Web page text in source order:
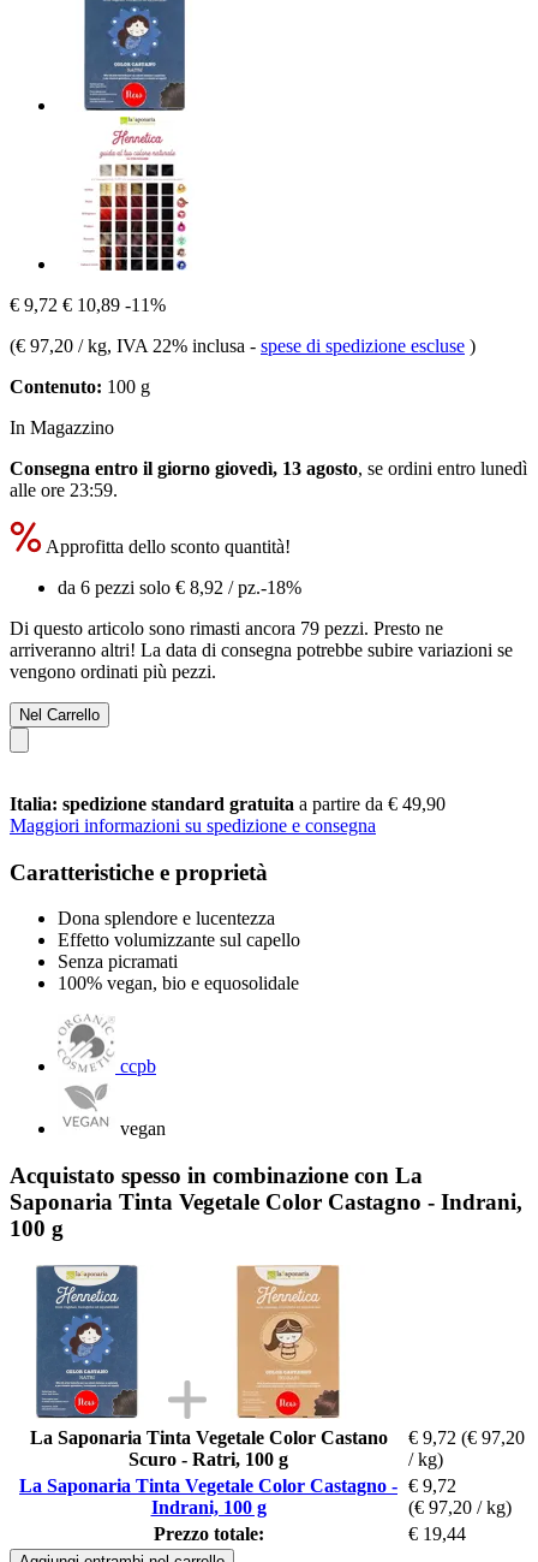
€ 9,72 € 10,89 -11%
(€ 97,20 / kg, IVA 22% inclusa - spese di spedizione escluse )
Contenuto: 100 g
In Magazzino
Consegna entro il giorno giovedì, 13 agosto, se ordini entro lunedì
alle ore 23:59.
Approfitta dello sconto quantità!
da 6 pezzi solo € 8,92 / pz.-18%
Di questo articolo sono rimasti ancora 79 pezzi. Presto ne
arriveranno altri! La data di consegna potrebbe subire variazioni se
vengono ordinati più pezzi.
Nel Carrello
Italia: spedizione standard gratuita a partire da € 49,90
Maggiori informazioni su spedizione e consegna
Caratteristiche e proprietà
Dona splendore e lucentezza
Effetto volumizzante sul capello
Senza picramati
100% vegan, bio e equosolidale
ccpb
vegan
Acquistato spesso in combinazione con La
Saponaria Tinta Vegetale Color Castagno - Indrani,
100 g
La Saponaria Tinta Vegetale Color Castano
Scuro - Ratri, 100 g
€ 9,72 (€ 97,20
/ kg)
La Saponaria Tinta Vegetale Color Castagno -
Indrani, 100 g
€ 9,72
(€ 97,20 / kg)
Prezzo totale:
€ 19,44